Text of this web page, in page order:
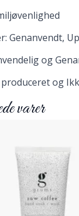
Genanvendt,
og
og
varer